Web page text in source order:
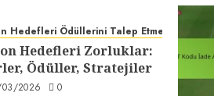
Hedefleri Ödüllerini Talep Etme
Hedefleri Zorluklar:
Ödüller, Stratejiler
2026 0